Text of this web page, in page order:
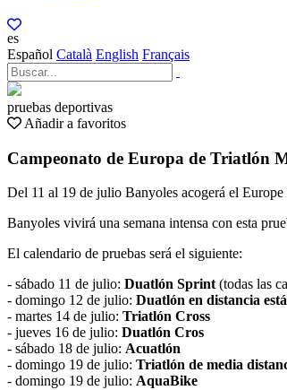
es
Español Català English Français
pruebas deportivas
Añadir a favoritos
Campeonato de Europa de Triatlón
Del 11 al 19 de julio Banyoles acogerá el
Banyoles vivirá una semana intensa con esta
El calendario de pruebas será el siguiente:
- sábado 11 de julio: Duatlón Sprint(todas las
- domingo 12 de julio: Duatlón en distancia
- martes 14 de julio: Triatlón Cross
- jueves 16 de julio: Duatlón Cros
- sábado 18 de julio: Acuatlón
- domingo 19 de julio: Triatlón de media
- domingo 19 de julio: AquaBike